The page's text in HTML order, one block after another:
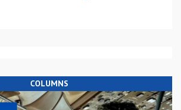
COLUMNS